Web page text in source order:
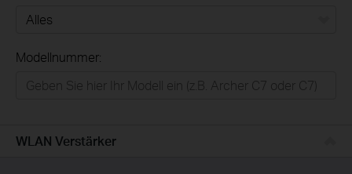
Businessanwender
Modellnummer:
WLAN Verstärker